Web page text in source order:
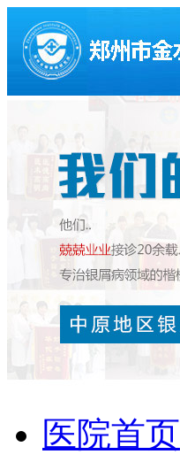
医院首页